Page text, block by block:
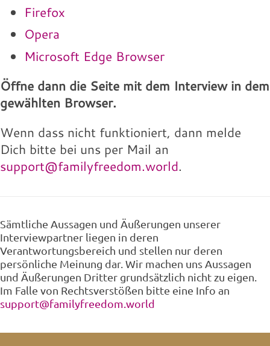
Firefox
Opera
Microsoft Edge Browser
Öffne dann die Seite mit dem Interview in dem
gewählten Browser.
Wenn dass nicht funktioniert, dann melde
Dich bitte bei uns per Mail an
support@familyfreedom.world.
Sämtliche Aussagen und Äußerungen unserer
Interviewpartner liegen in deren
Verantwortungsbereich und stellen nur deren
persönliche Meinung dar. Wir machen uns Aussagen
und Äußerungen Dritter grundsätzlich nicht zu eigen.
Im Falle von Rechtsverstößen bitte eine Info an
support@familyfreedom.world